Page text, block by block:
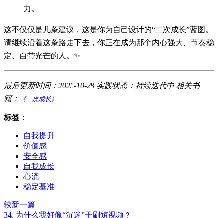
力。
这不仅仅是几条建议，这是你为自己设计的“二次成长”蓝图。
请继续沿着这条路走下去，你正在成为那个内心强大、节奏稳
定、自带光芒的人。✨
最后更新时间：2025-10-28 实践状态：持续迭代中 相关书
籍：
《二次成长》
标签：
自我提升
价值感
安全感
自我成长
心流
稳定基准
较新一篇
34. 为什么我好像“沉迷”于刷短视频？